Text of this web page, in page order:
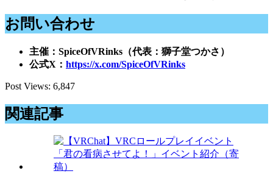
お問い合わせ
主催：SpiceOfVRinks（代表：獅子堂つかさ）
公式X： https://x.com/SpiceOfVRinks
Post Views: 6,847
関連記事